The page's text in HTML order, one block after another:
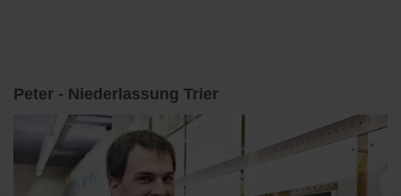
Peter - Niederlassung Trier